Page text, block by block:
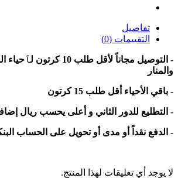
تفاصيل
التقييمات (0)
- التوصيل مجاناً لأقل طلب 10
والمنار
- باقي الأحياء أقل طلب 15 كرتون
- التطليع للدور الثاني و أعلى يحسب ريال
- الدفع نقداً أو مدى أو تحويل على الحساب
لا يوجد أي تعليقات لهذا المنتج.